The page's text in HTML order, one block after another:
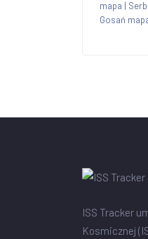
mapa |
Gosań
ISS Tracker
Kosmicznej